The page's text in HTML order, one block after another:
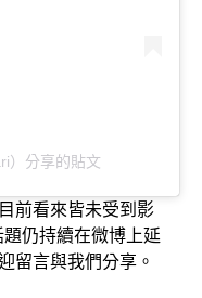
）分享的貼文
前看來皆未受到影
仍持續在微博上延
留言與我們分享。